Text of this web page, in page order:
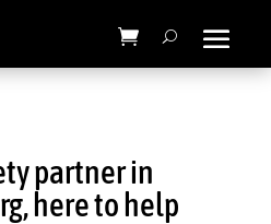
partner in
here to help